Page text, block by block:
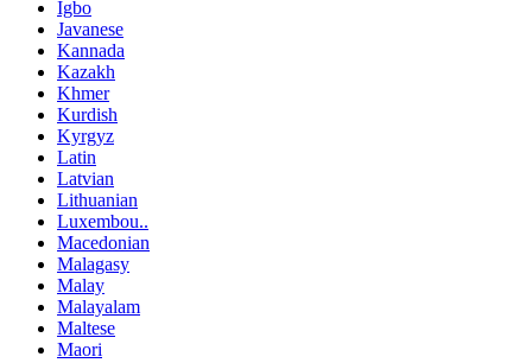
Igbo
Javanese
Kannada
Kazakh
Khmer
Kurdish
Kyrgyz
Latin
Latvian
Lithuanian
Luxembou..
Macedonian
Malagasy
Malay
Malayalam
Maltese
Maori